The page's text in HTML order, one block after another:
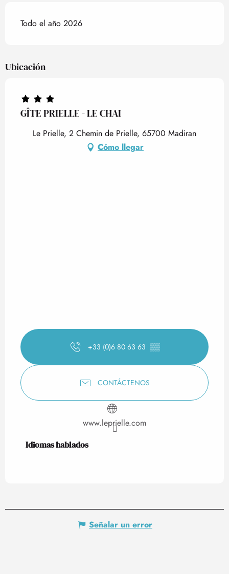
Todo el año 2026
Ubicación
GÎTE PRIELLE - LE CHAI
Le Prielle, 2 Chemin de Prielle, 65700 Madiran
Cómo llegar
+33 (0)6 80 63 63 ▒▒
CONTÁCTENOS
www.leprielle.com
Idiomas hablados
Idiomas hablados
Señalar un error